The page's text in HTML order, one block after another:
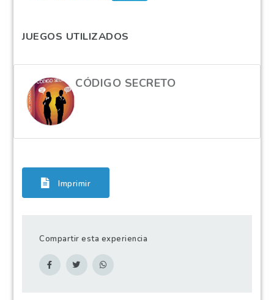
JUEGOS UTILIZADOS
CÓDIGO SECRETO
Imprimir
Compartir esta experiencia